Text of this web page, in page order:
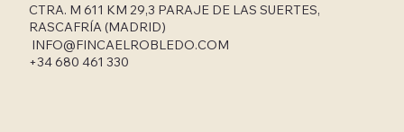
CTRA. M 611 KM 29,3 PARAJE DE LAS SUERTES,
RASCAFRÍA (MADRID)
INFO@FINCAELROBLEDO.COM
+34 680 461 330